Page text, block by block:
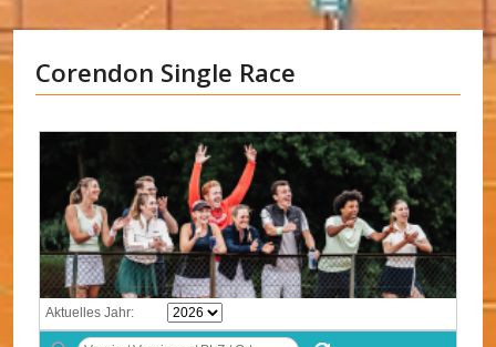
Corendon Single Race